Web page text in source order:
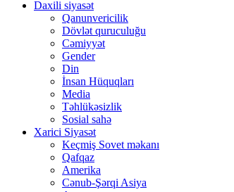
Daxili siyasət
Qanunvericilik
Dövlət quruculuğu
Cəmiyyət
Gender
Din
İnsan Hüquqları
Media
Təhlükəsizlik
Sosial sahə
Xarici Siyasət
Keçmiş Sovet məkanı
Qafqaz
Amerika
Cənub-Şərqi Asiya